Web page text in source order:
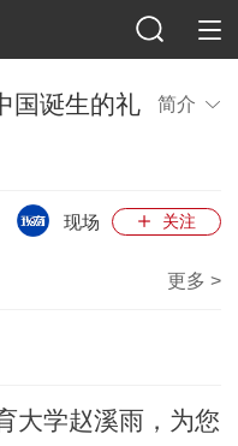
国诞生的礼
简介
关注
现场
更多 >
大学赵溪雨，为您